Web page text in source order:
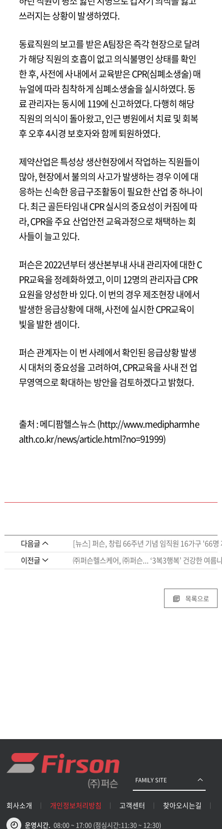
쓰러지는 상황이 발생하였다.
동료직원의 보고를 받은 A팀장은 즉각 현장으로 달려
가 해당 직원의 호흡이 없고 의식불명인 상태를 확인
한 후, 사전에 사내에서 교육받은 CPR(심폐소생술) 매
뉴얼에 따라 침착하게 심폐소생술을 실시하였다. 동
료 관리자는 동시에 119에 신고하였다. 다행히 해당
직원의 의식이 돌아왔고, 인근 병원에서 치료 및 회복
후 오후 4시경 보호자와 함께 퇴원하였다.
제약산업은 특성상 생산현장에서 작업하는 직원들이
많아, 현장에서 불의의 사고가 발생하는 경우 이에 대
응하는 신속한 응급구조활동이 필요한 산업 중 하나이
다. 최근 골든타임내 CPR 실시의 중요성이 커짐에 따
라, CPR을 주요 산업안전 교육과정으로 채택하는 회
사들이 늘고 있다.
퍼슨은 2022년부터 생산본부내 사내 관리자에 대한 C
PR교육을 정례화하였고, 이미 12명의 관리자급 CPR
요원을 양성한 바 있다. 이 번의 경우 제조현장 내에서
발생한 응급상황에 대해, 사전에 실시한 CPR교육이
빛을 발한 셈이다.
퍼슨 관계자는 이 번 사례에서 확인된 응급상황 발생
시 대처의 중요성을 고려하여, CPR교육을 사내 전 업
무영역으로 확대하는 방안을 검토하겠다고 밝혔다.
출처 : 메디팜헬스뉴스 (http://www.medipharmhe
alth.co.kr/news/article.html?no=91999)
다음글
[뉴스] 퍼슨, 창립 66주년 기념 임직원 16가구 '66명
이전글
㈜퍼슨헬스케어, ㈜퍼슨... ‘3복3행복’ 건강한 여름
목록으로
회사소개 개인정보처리방침 고객센터 찾아오시는길
운영시간. 08:00 ~ 17:00 (점심시간:11:30 ~ 12:30)
FAMILY SITE